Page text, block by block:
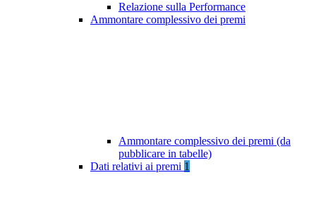
Relazione sulla Performance
Ammontare complessivo dei premi
Ammontare complessivo dei premi (da
pubblicare in tabelle)
Dati relativi ai premi 1